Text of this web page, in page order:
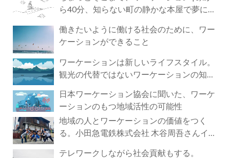
ら40分、知らない町の静かな本屋で夢に近
働きたいように働ける社会のために、ワー
ケーションができること
ワーケーションは新しいライフスタイル。
観光の代替ではないワーケーションの知ら
日本ワーケーション協会に聞いた、ワーケ
ーションのもつ地域活性の可能性
地域の人とワーケーションの価値をつく
る。小田急電鉄株式会社 木谷周吾さんイン
テレワークしながら社会貢献もする。